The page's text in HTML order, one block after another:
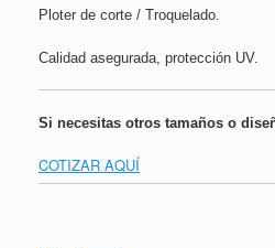
Ploter de corte / Troquelado.
Calidad asegurada, protección UV.
Si necesitas otros tamaños o
COTIZAR AQUÍ